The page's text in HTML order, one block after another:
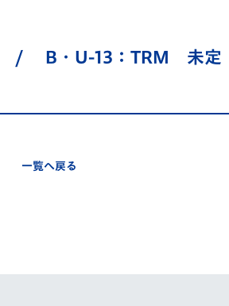
プレイヤーズスイート
/ B・U-13：TRM 未定
一覧へ戻る